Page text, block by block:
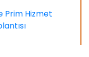
Prim Hizmet